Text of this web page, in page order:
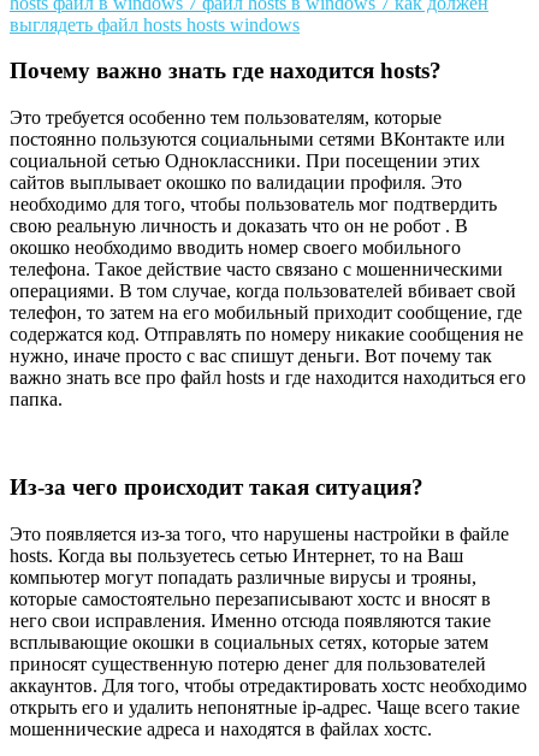
Почему важно знать где находится hosts?
Это требуется особенно тем пользователям, которые
постоянно пользуются социальными сетями ВКонтакте или
социальной сетью Одноклассники. При посещении этих
сайтов выплывает окошко по валидации профиля. Это
необходимо для того, чтобы пользователь мог подтвердить
свою реальную личность и доказать что он не робот . В
окошко необходимо вводить номер своего мобильного
телефона. Такое действие часто связано с мошенническими
операциями. В том случае, когда пользователей вбивает свой
телефон, то затем на его мобильный приходит сообщение, где
содержатся код. Отправлять по номеру никакие сообщения не
нужно, иначе просто с вас спишут деньги. Вот почему так
важно знать все про файл hosts и где находится находиться его
папка.
Из-за чего происходит такая ситуация?
Это появляется из-за того, что нарушены настройки в файле
hosts. Когда вы пользуетесь сетью Интернет, то на Ваш
компьютер могут попадать различные вирусы и трояны,
которые самостоятельно перезаписывают хостс и вносят в
него свои исправления. Именно отсюда появляются такие
всплывающие окошки в социальных сетях, которые затем
приносят существенную потерю денег для пользователей
аккаунтов. Для того, чтобы отредактировать хостс необходимо
открыть его и удалить непонятные ip-адрес. Чаще всего такие
мошеннические адреса и находятся в файлах хостс.